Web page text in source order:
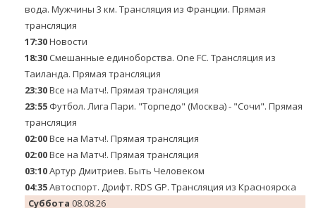
вода. Мужчины 3 км. Трансляция из Франции. Прямая
трансляция
17:30Новости
18:30Смешанные единоборства. One FC. Трансляция из
Таиланда. Прямая трансляция
23:30Все на Матч!. Прямая трансляция
23:55 Футбол. Лига Пари. "Торпедо" (Москва) - "Сочи". Прямая
трансляция
02:00Все на Матч!. Прямая трансляция
02:00Все на Матч!. Прямая трансляция
03:10Артур Дмитриев. Быть Человеком
04:35Автоспорт. Дрифт. RDS GP. Трансляция из Красноярска
Суббота 08.08.26